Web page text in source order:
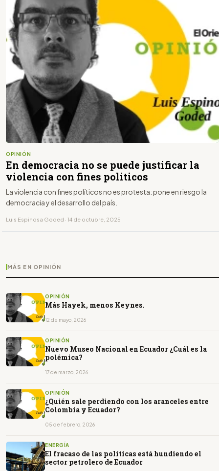
OPINIÓN
En democracia no se puede justificar la
violencia con fines politicos
La violencia con fines políticos no es protesta: pone en riesgo la
democracia y el desarrollo del país.
Luis Espinosa Goded · 14 de octubre, 2025
MÁS EN OPINIÓN
OPINIÓN
Más Hayek, menos Keynes.
12 de mayo, 2026
OPINIÓN
Nuevo Museo Nacional en Ecuador ¿Cuál es la
polémica?
17 de marzo, 2026
OPINIÓN
¿Quién sale perdiendo con los aranceles entre
Colombia y Ecuador?
05 de febrero, 2026
ENERGÍA
El fracaso de las políticas está hundiendo el
sector petrolero de Ecuador